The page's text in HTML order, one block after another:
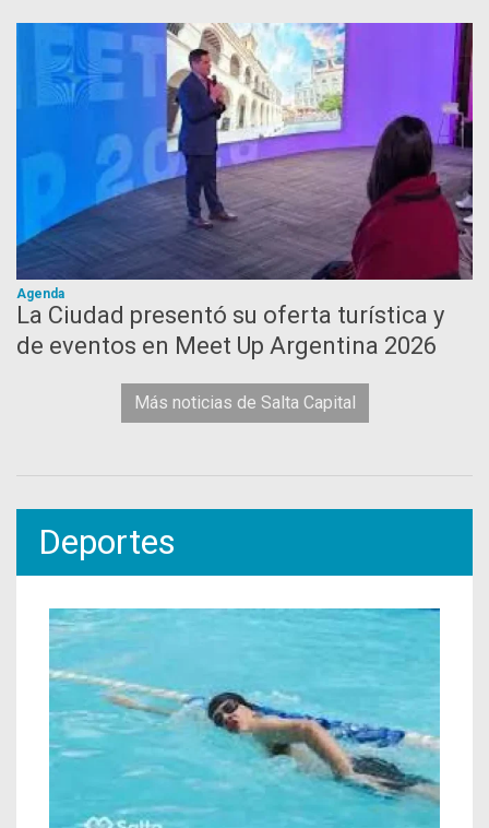
Agenda
La Ciudad presentó su oferta turística y
de eventos en Meet Up Argentina 2026
Más noticias de Salta Capital
Deportes